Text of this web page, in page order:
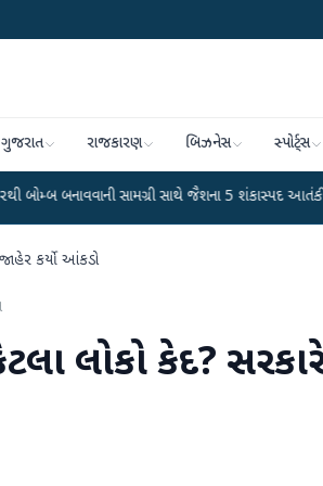
ગુજરાત રાજકારણ બિઝનેસ સ્પોર્ટ્સ
સામગ્રી સાથે જૈશના 5 શંકાસ્પદ આતંકી ઝડપાયા ●
કર્યો આંકડો
લોકો કેદ?